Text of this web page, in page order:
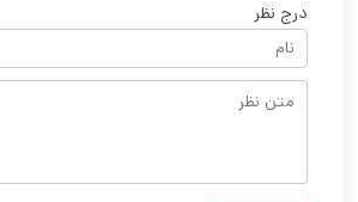
درج نظر